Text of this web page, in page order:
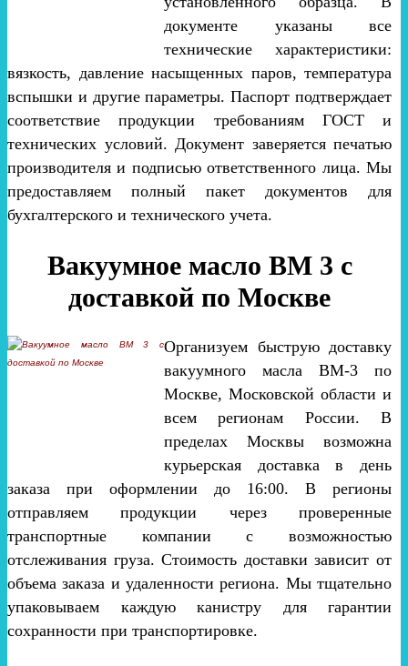
документе указаны все
технические характеристики:
вязкость, давление насыщенных паров, температура
вспышки и другие параметры. Паспорт подтверждает
соответствие продукции требованиям ГОСТ и
технических условий. Документ заверяется печатью
производителя и подписью ответственного лица. Мы
предоставляем полный пакет документов для
бухгалтерского и технического учета.
Вакуумное масло ВМ 3 с
доставкой по Москве
Организуем быструю доставку
вакуумного масла ВМ-3 по
Москве, Московской области и
всем регионам России. В
пределах Москвы возможна
курьерская доставка в день
заказа при оформлении до 16:00. В регионы
отправляем продукции через проверенные
транспортные компании с возможностью
отслеживания груза. Стоимость доставки зависит от
объема заказа и удаленности региона. Мы тщательно
упаковываем каждую канистру для гарантии
сохранности при транспортировке.